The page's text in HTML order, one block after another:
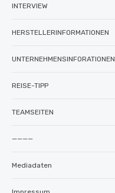
INTERVIEW
HERSTELLERINFORMATIONEN
UNTERNEHMENSINFORATIONEN
REISE-TIPP
TEAMSEITEN
————
Mediadaten